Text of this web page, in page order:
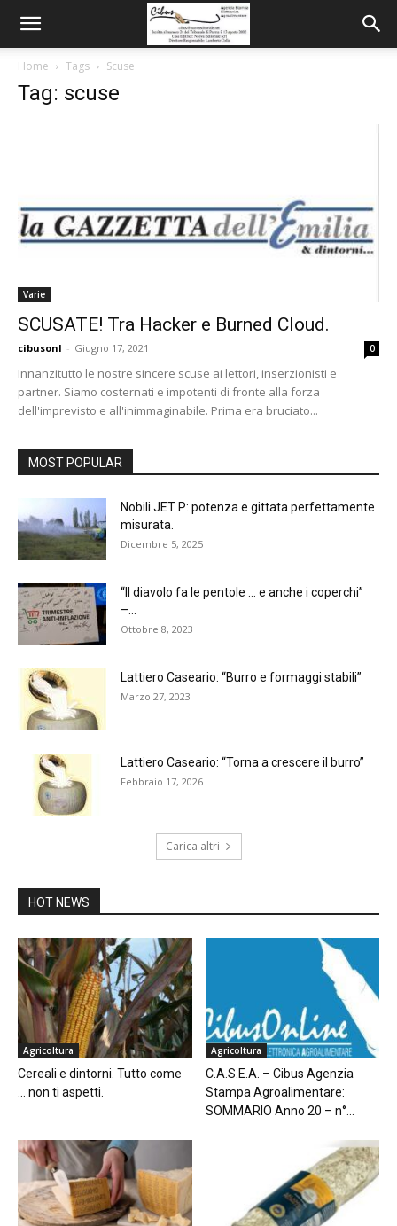
Home Tags Scuse
Tag: scuse
Varie
SCUSATE! Tra Hacker e Burned Cloud.
cibusonl - Giugno 17, 2021 0
Innanzitutto le nostre sincere scuse ai lettori, inserzionisti e
partner. Siamo costernati e impotenti di fronte alla forza
dell'imprevisto e all'inimmaginabile. Prima era bruciato...
MOST POPULAR
Nobili JET P: potenza e gittata perfettamente
misurata.
Dicembre 5, 2025
“Il diavolo fa le pentole … e anche i coperchi”
–...
Ottobre 8, 2023
Lattiero Caseario: “Burro e formaggi stabili”
Marzo 27, 2023
Lattiero Caseario: “Torna a crescere il burro”
Febbraio 17, 2026
Carica altri
HOT NEWS
Agricoltura
Cereali e dintorni. Tutto come
… non ti aspetti.
Agricoltura
C.A.S.E.A. – Cibus Agenzia
Stampa Agroalimentare:
SOMMARIO Anno 20 – n°...